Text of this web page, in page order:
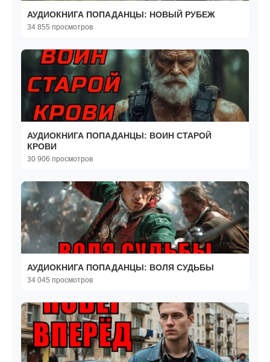
АУДИОКНИГА ПОПАДАНЦЫ: НОВЫЙ РУБЕЖ
34 855 просмотров
АУДИОКНИГА ПОПАДАНЦЫ: ВОИН СТАРОЙ
КРОВИ
30 906 просмотров
АУДИОКНИГА ПОПАДАНЦЫ: ВОЛЯ СУДЬБЫ
34 045 просмотров